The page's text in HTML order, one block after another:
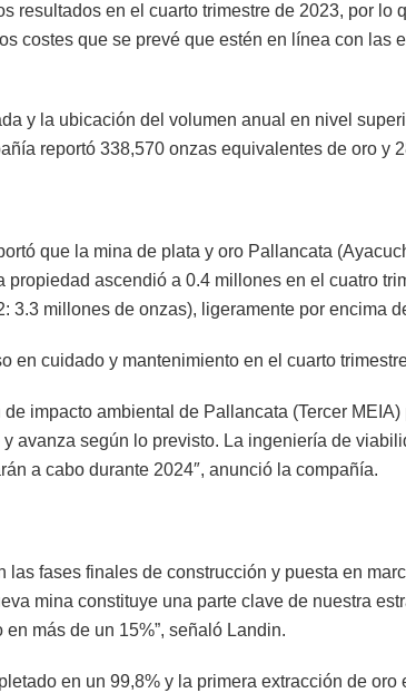
resultados en el cuarto trimestre de 2023, por
costes que se prevé que estén en línea con las
y la ubicación del volumen anual en nivel
reportó 338,570 onzas equivalentes de oro y
que la mina de plata y oro Pallancata
ascendió a 0.4 millones en el cuatro
3.3 millones de onzas), ligeramente por encima
en cuidado y mantenimiento en el cuarto
impacto ambiental de Pallancata (Tercer
avanza según lo previsto. La ingeniería de
a cabo durante 2024″, anunció la compañía.
fases finales de construcción y puesta en
mina constituye una parte clave de nuestra
más de un 15%”, señaló Landin.
en un 99,8% y la primera extracción de